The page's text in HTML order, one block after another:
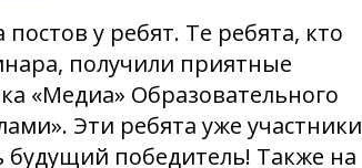
у ребят. Те ребята, кто
получили приятные
«Медиа» Образовательного
Эти ребята уже участники
победитель! Также на